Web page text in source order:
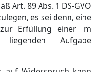
Art. 89 Abs. 1 DS-GVO
es sei denn, eine
Erfüllung einer im
liegenden Aufgabe